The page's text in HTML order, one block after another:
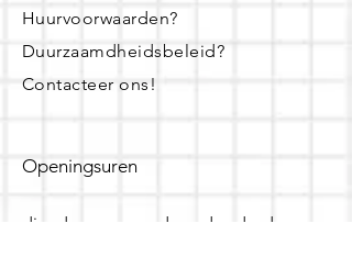
Huurvoorwaarden?
Duurzaamdheidsbeleid?
Contacteer ons!
Openingsuren
dinsdag - woensdag- donderdag: